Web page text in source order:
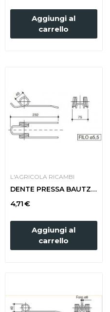
Aggiungi al
carrello
L'AGRICOLA RICAMBI
DENTE PRESSA BAUTZ COMPACT
4,71 €
Aggiungi al
carrello